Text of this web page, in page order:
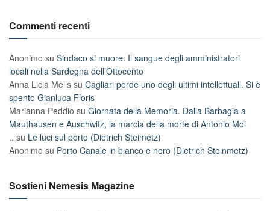
Commenti recenti
Anonimo su Sindaco si muore. Il sangue degli amministratori
locali nella Sardegna dell’Ottocento
Anna Licia Melis su Cagliari perde uno degli ultimi intellettuali. Si è
spento Gianluca Floris
Marianna Peddio su Giornata della Memoria. Dalla Barbagia a
Mauthausen e Auschwitz, la marcia della morte di Antonio Moi
.. su Le luci sul porto (Dietrich Steimetz)
Anonimo su Porto Canale in bianco e nero (Dietrich Steinmetz)
Sostieni Nemesis Magazine